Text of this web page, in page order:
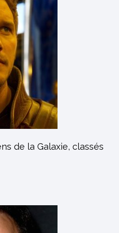
de la Galaxie, classés